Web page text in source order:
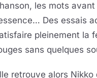
les mots
Des essais
pleinement la
sans quelques
retrouve alors